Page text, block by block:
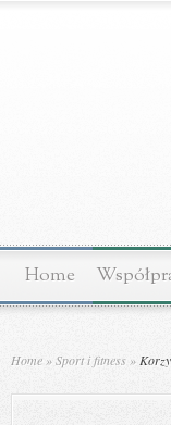
Home
Home »Sport i fitness »